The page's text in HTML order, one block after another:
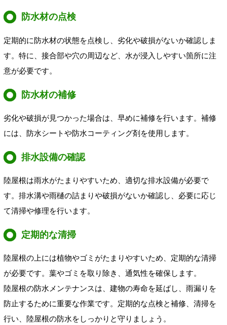
防水材の点検
定期的に防水材の状態を点検し、劣化や破損がないか確認しま
す。特に、接合部や穴の周辺など、水が浸入しやすい箇所に注
意が必要です。
防水材の補修
劣化や破損が見つかった場合は、早めに補修を行います。補修
には、防水シートや防水コーティング剤を使用します。
排水設備の確認
陸屋根は雨水がたまりやすいため、適切な排水設備が必要で
す。排水溝や雨樋の詰まりや破損がないか確認し、必要に応じ
て清掃や修理を行います。
定期的な清掃
陸屋根の上には植物やゴミがたまりやすいため、定期的な清掃
が必要です。葉やゴミを取り除き、通気性を確保します。
陸屋根の防水メンテナンスは、建物の寿命を延ばし、雨漏りを
防止するために重要な作業です。定期的な点検と補修、清掃を
行い、陸屋根の防水をしっかりと守りましょう。